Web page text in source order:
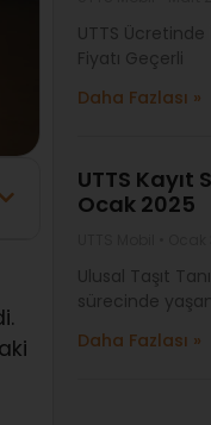
UTTS Ücretinde
Fiyatı Geçerli
Daha Fazlası »
UTTS Kayıt
Ocak 2025
Ulusal Taşıt
sürecinde
Daha Fazlası »